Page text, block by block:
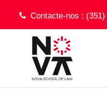
Ir para o conteúdo principal
Contacte-nos : (351)